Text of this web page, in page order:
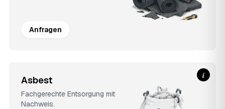
Anfragen
Asbest
Fachgerechte Entsorgung mit
Nachweis.
i